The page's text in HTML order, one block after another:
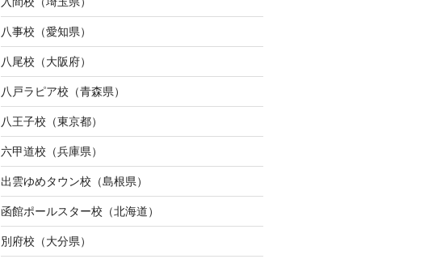
八事校（愛知県）
八尾校（大阪府）
八戸ラピア校（青森県）
八王子校（東京都）
六甲道校（兵庫県）
出雲ゆめタウン校（島根県）
函館ポールスター校（北海道）
別府校（大分県）